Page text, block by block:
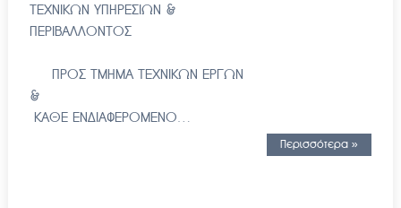
ΤΕΧΝΙΚΩΝ ΥΠΗΡΕΣΙΩΝ &
ΠΕΡΙΒΑΛΛΟΝΤΟΣ
ΠΡΟΣ ΤΜΗΜΑ ΤΕΧΝΙΚΩΝ ΕΡΓΩΝ
&
ΚΑΘΕ ΕΝΔΙΑΦΕΡΟΜΕΝΟ…
Περισσότερα »